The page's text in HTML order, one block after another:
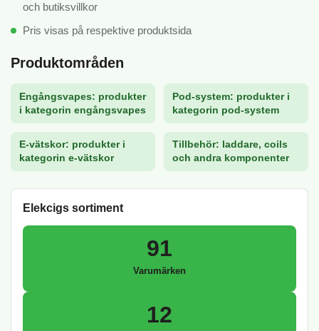
och butiksvillkor
Pris visas på respektive produktsida
Produktområden
Engångsvapes: produkter
i kategorin engångsvapes
Pod-system: produkter i
kategorin pod-system
E-vätskor: produkter i
kategorin e-vätskor
Tillbehör: laddare, coils
och andra komponenter
Elekcigs sortiment
91
Varumärken
12